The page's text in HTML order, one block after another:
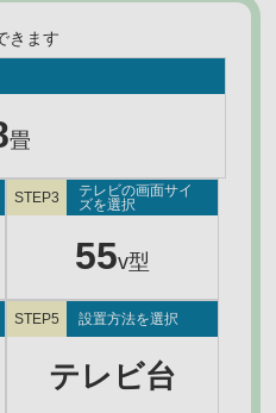
きます
畳
(XR50シリーズ)
STEP3
テレビの画面サイ
ズを選択
55v型
(A8000)
STEP5 設置方法を選択
テレビ台